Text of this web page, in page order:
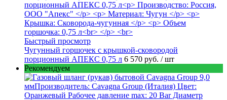
Быстрый просмотр
Чугунный горшочек с крышкой-сковородой
порционный АПЕКС 0,75 л 6 570 руб. / шт
Рекомендуем